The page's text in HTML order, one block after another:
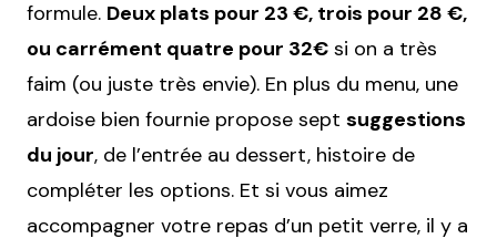
formule. Deux plats pour 23 €, trois pour 28 €,
ou carrément quatre pour 32€ si on a très
faim (ou juste très envie). En plus du menu, une
ardoise bien fournie propose sept suggestions
du jour, de l’entrée au dessert, histoire de
compléter les options. Et si vous aimez
accompagner votre repas d’un petit verre, il y a